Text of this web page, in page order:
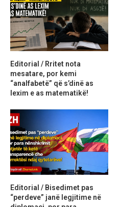
Editorial / Rritet nota
mesatare, por kemi
“analfabetë” që s’dinë as
lexim e as matematikë!
Editorial / Bisedimet pas
“perdeve” janë legjitime në